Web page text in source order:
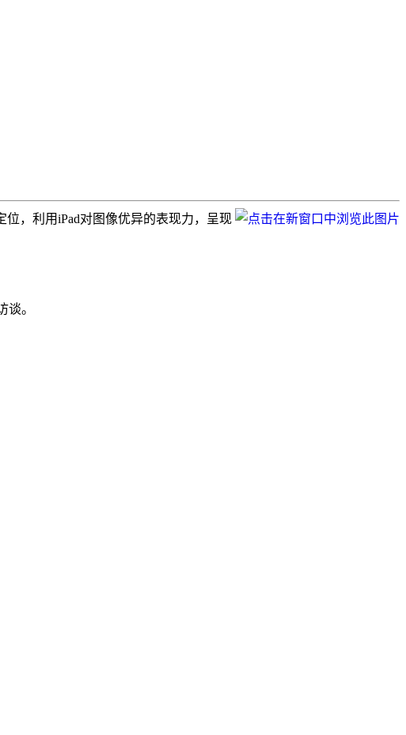
位，利用iPad对图像优异的表现力，呈现
。